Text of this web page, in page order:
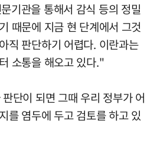
기관을 통해서 감식 등의 정밀
때문에 지금 현 단계에서 그것
직 판단하기 어렵다. 이란과는
소통을 해오고 있다."
단이 되면 그때 우리 정부가 어
를 염두에 두고 검토를 하고 있